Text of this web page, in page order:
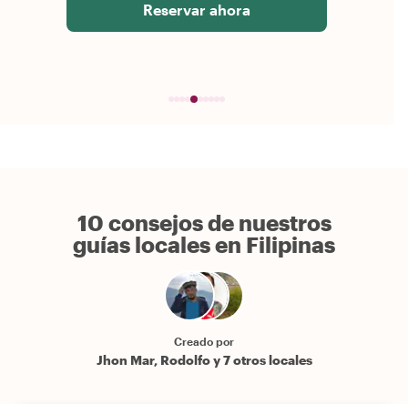
Reservar ahora
10 consejos de nuestros
guías locales en Filipinas
Creado por
Jhon Mar, Rodolfo y 7 otros locales